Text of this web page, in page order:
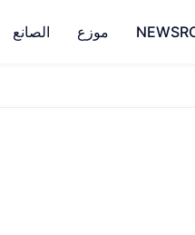
الصانع موزع